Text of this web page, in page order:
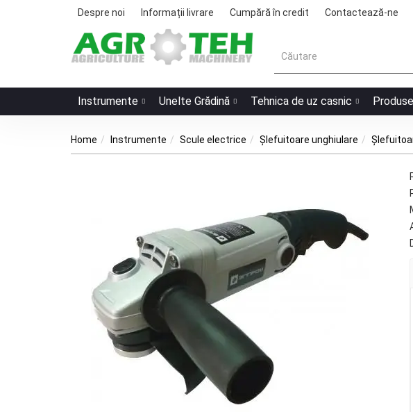
Despre noi Informații livrare Cumpără în credit Contactează-ne
Instrumente Unelte Grădină Tehnica de uz casnic
Home Instrumente Scule electrice Șlefuitoare unghiulare